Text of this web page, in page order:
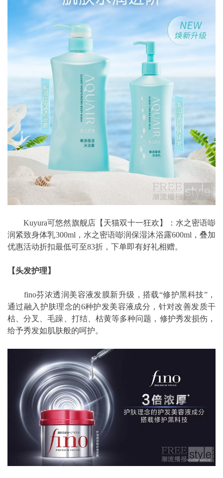
Kuyura可悠然旗舰店【天猫双十一狂欢】：水之密语嘭
润紧致身体乳300ml，水之密语嘭润保湿沐浴露600ml，叠加
优惠活动折扣最低可至83折，下单即有好礼相赠。
【头发护理】
fino芬浓透润美容液发膜新升级，搭载“修护黑科技”，
通过融入护肤理念的6种护发美容液成分，针对改善发质干
枯、分叉、毛躁、打结、枯黄等多种问题，修护秀发损伤，
给予秀发如肌肤般的呵护。